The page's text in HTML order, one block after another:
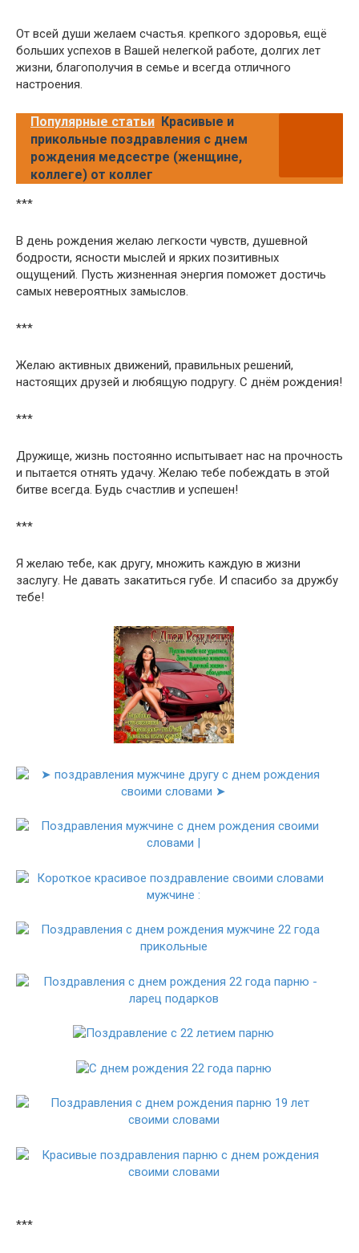
От всей души желаем счастья. крепкого здоровья, ещё
больших успехов в Вашей нелегкой работе, долгих лет
жизни, благополучия в семье и всегда отличного
настроения.
Популярные статьи Красивые и
прикольные поздравления с днем
рождения медсестре (женщине,
коллеге) от коллег
***
В день рождения желаю легкости чувств, душевной
бодрости, ясности мыслей и ярких позитивных
ощущений. Пусть жизненная энергия поможет достичь
самых невероятных замыслов.
***
Желаю активных движений, правильных решений,
настоящих друзей и любящую подругу. С днём рождения!
***
Дружище, жизнь постоянно испытывает нас на прочность
и пытается отнять удачу. Желаю тебе побеждать в этой
битве всегда. Будь счастлив и успешен!
***
Я желаю тебе, как другу, множить каждую в жизни
заслугу. Не давать закатиться губе. И спасибо за дружбу
тебе!
***